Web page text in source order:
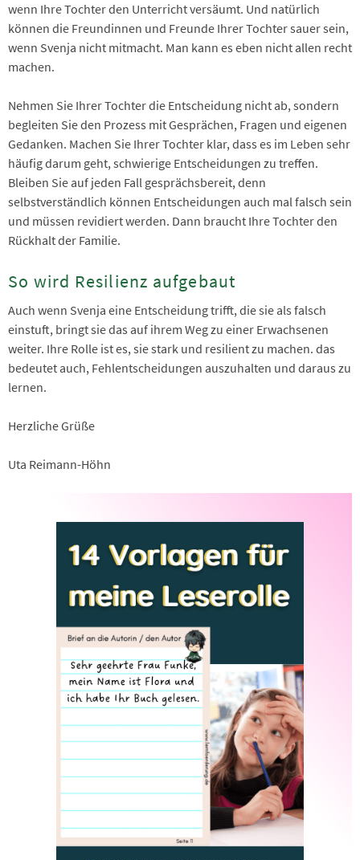
wenn Ihre Tochter den Unterricht versäumt. Und natürlich
können die Freundinnen und Freunde Ihrer Tochter sauer sein,
wenn Svenja nicht mitmacht. Man kann es eben nicht allen recht
machen.
Nehmen Sie Ihrer Tochter die Entscheidung nicht ab, sondern
begleiten Sie den Prozess mit Gesprächen, Fragen und eigenen
Gedanken. Machen Sie Ihrer Tochter klar, dass es im Leben sehr
häufig darum geht, schwierige Entscheidungen zu treffen.
Bleiben Sie auf jeden Fall gesprächsbereit, denn
selbstverständlich können Entscheidungen auch mal falsch sein
und müssen revidiert werden. Dann braucht Ihre Tochter den
Rückhalt der Familie.
So wird Resilienz aufgebaut
Auch wenn Svenja eine Entscheidung trifft, die sie als falsch
einstuft, bringt sie das auf ihrem Weg zu einer Erwachsenen
weiter. Ihre Rolle ist es, sie stark und resilient zu machen. das
bedeutet auch, Fehlentscheidungen auszuhalten und daraus zu
lernen.
Herzliche Grüße
Uta Reimann-Höhn